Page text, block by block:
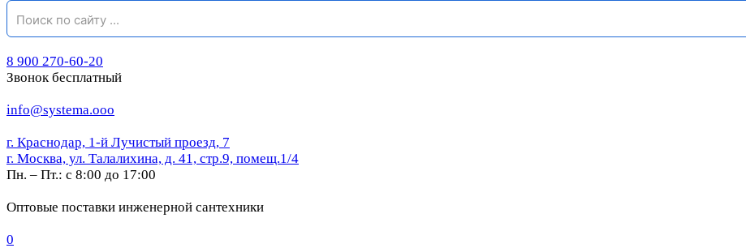
8 900 270-60-20
Звонок бесплатный
info@systema.ooo
г. Краснодар, 1-й Лучистый проезд, 7
г. Москва, ул. Талалихина, д. 41, стр.9, помещ.1/4
Пн. – Пт.: с 8:00 до 17:00
Оптовые поставки инженерной сантехники
0